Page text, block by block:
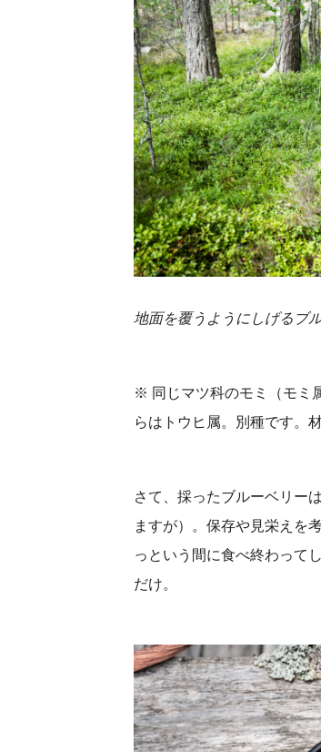
地面を覆うようにしげるブ
※ 同じマツ科のモミ（モミ
らはトウヒ属。別種です。
さて、採ったブルーベリー
ますが）。保存や見栄えを
っという間に食べ終わって
だけ。